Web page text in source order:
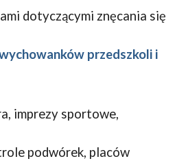
dotyczącymi znęcania się
przedszkoli i
imprezy sportowe,
podwórek, placów